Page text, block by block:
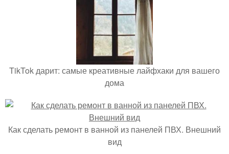
TikTok дарит: самые креативные лайфхаки для вашего
дома
Как сделать ремонт в ванной из панелей ПВХ. Внешний
вид